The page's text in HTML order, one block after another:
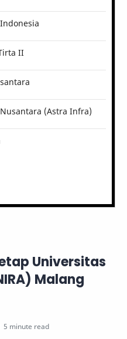
II
(Astra Infra)
Universitas
Malang
5 minute read